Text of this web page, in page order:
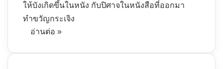
ให้บังเกิดขึ้นในหนัง กับปิศาจในหนังสือที่ออกมา
ทำขวัญกระเจิง
อ่านต่อ »